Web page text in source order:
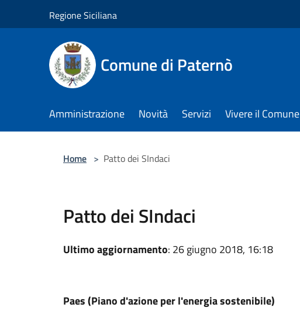
Regione Siciliana
Comune di Paternò
Amministrazione Novità Servizi Vivere il Comune
Home > Patto dei SIndaci
Patto dei SIndaci
Ultimo aggiornamento: 26 giugno 2018, 16:18
Paes (Piano d'azione per l'energia sostenibile)